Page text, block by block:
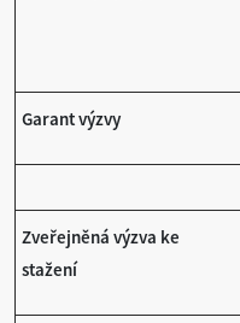
Garant výzvy
Zveřejněná výzva ke
stažení